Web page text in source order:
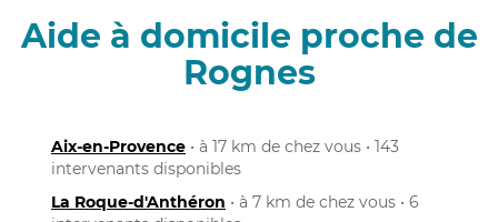
Aide à domicile proche de
Rognes
Aix-en-Provence • à 17 km de chez vous • 143
intervenants disponibles
La Roque-d'Anthéron • à 7 km de chez vous • 6